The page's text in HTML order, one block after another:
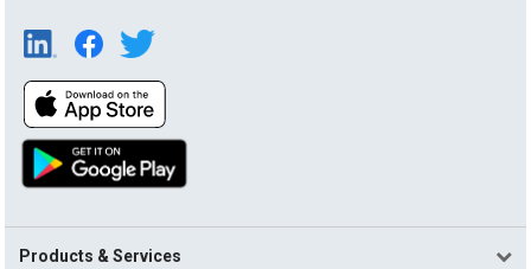
Products & Services